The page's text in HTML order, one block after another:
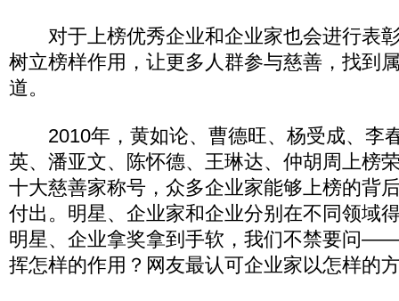
对于上榜优秀企业和企业家也会进行表
树立榜样作用，让更多人群参与慈善，找到
道。
2010年，黄如论、曹德旺、杨受成、李
英、潘亚文、陈怀德、王琳达、仲胡周上榜
十大慈善家称号，众多企业家能够上榜的背
付出。明星、企业家和企业分别在不同领域
明星、企业拿奖拿到手软，我们不禁要问
挥怎样的作用？网友最认可企业家以怎样的